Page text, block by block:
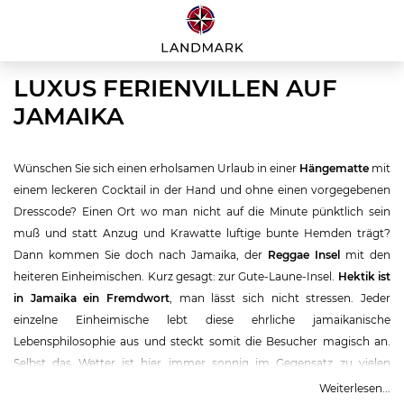
LUXUS FERIENVILLEN AUF
JAMAIKA
Wünschen Sie sich einen erholsamen Urlaub in einer Hängematte mit
einem leckeren Cocktail in der Hand und ohne einen vorgegebenen
Dresscode? Einen Ort wo man nicht auf die Minute pünktlich sein
muß und statt Anzug und Krawatte luftige bunte Hemden trägt?
Dann kommen Sie doch nach Jamaika, der Reggae Insel
mit den
heiteren Einheimischen. Kurz gesagt: zur Gute-Laune-Insel. Hektik ist
in Jamaika ein Fremdwort, man lässt sich nicht stressen. Jeder
einzelne Einheimische lebt diese ehrliche jamaikanische
Lebensphilosophie aus und steckt somit die Besucher magisch an.
Selbst das Wetter ist hier immer sonnig im Gegensatz zu vielen
anderen Karibikinseln, wo es öfters einmal regnet. Ewiger Sommer
Weiterlesen...